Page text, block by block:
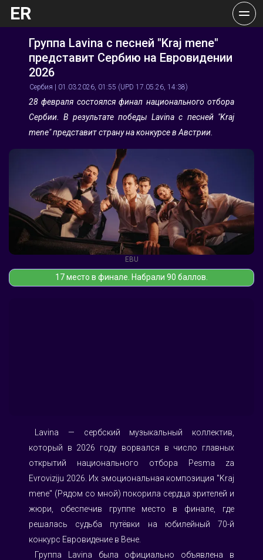
ER
Группа Lavina с песней "Kraj mene"
представит Сербию на Евровидении
2026
Сербия | 01.03.2026, 01:55 (UPD 17.05.26, 14:38)
28 февраля состоялся финал национального отбора
Сербии. В результате победы Lavina с песней "Kraj
mene" представит страну на конкурсе в Австрии.
EBU
17 место в финале. Набрали 90 баллов.
⠀Lavina — сербский музыкальный коллектив,
который в 2026 году ворвался в число главных
открытий национального отбора Pesma za
Evroviziju 2026. Их эмоциональная композиция "Kraj
mene" (Рядом со мной) покорила сердца зрителей и
жюри, обеспечив группе место в финале, где
решалась судьба путёвки на юбилейный 70-й
конкурс Евровидение в Вене.
⠀Группа Lavina была официально объявлена в